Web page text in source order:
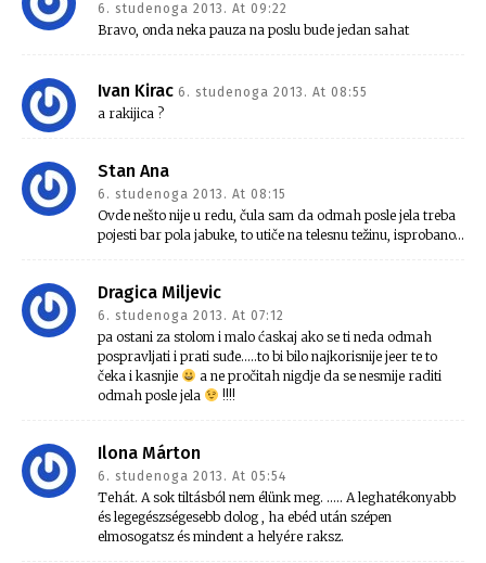
6. studenoga 2013. At 09:22
Bravo, onda neka pauza na poslu bude jedan sahat
Ivan Kirac 6. studenoga 2013. At 08:55
a rakijica ?
Stan Ana
6. studenoga 2013. At 08:15
Ovde nešto nije u redu, čula sam da odmah posle jela treba
pojesti bar pola jabuke, to utiče na telesnu težinu, isprobano…
Dragica Miljevic
6. studenoga 2013. At 07:12
pa ostani za stolom i malo ćaskaj ako se ti neda odmah
pospravljati i prati suđe…..to bi bilo najkorisnije jeer te to
čeka i kasnjie
a ne pročitah nigdje da se nesmije raditi
odmah posle jela
!!!!
Ilona Márton
6. studenoga 2013. At 05:54
Tehát. A sok tiltásból nem élünk meg. ….. A leghatékonyabb
és legegészségesebb dolog , ha ebéd után szépen
elmosogatsz és mindent a helyére raksz.